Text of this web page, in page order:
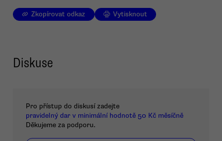
Zkopírovat odkaz Vytisknout
Diskuse
Pro přístup do diskusí zadejte
pravidelný dar v minimální hodnotě 50 Kč měsíčně
Děkujeme za podporu.